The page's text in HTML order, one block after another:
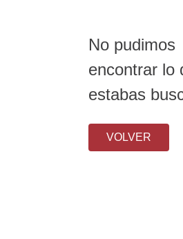
No pudimos
encontrar lo
estabas
VOLVER